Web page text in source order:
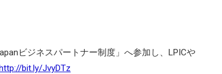
ビジネスパートナー制度」へ参加し、LPICや
bit.ly/JvyDTz